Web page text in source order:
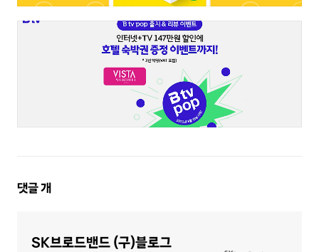
댓
댓글개
SK브로드밴드 (구)블로그